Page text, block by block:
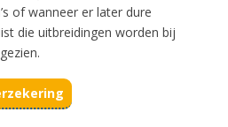
of wanneer er later dure
die uitbreidingen worden bij